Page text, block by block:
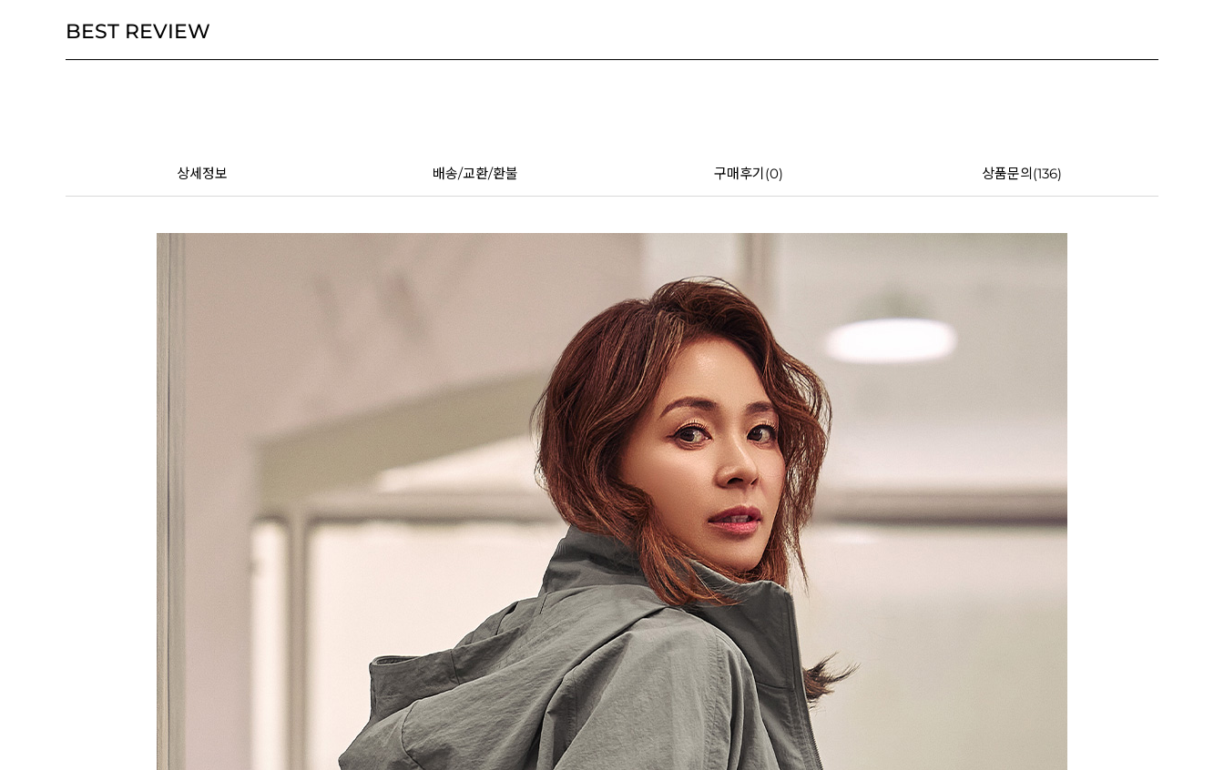
BEST REVIEW
상세정보 배송/교환/환불 구매후기(0) 상품문의(136)